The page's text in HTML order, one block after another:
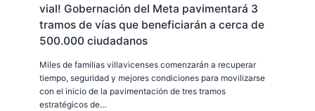
vial! Gobernación del Meta pavimentará 3
tramos de vías que beneficiarán a cerca de
500.000 ciudadanos
Miles de familias villavicenses comenzarán a recuperar
tiempo, seguridad y mejores condiciones para movilizarse
con el inicio de la pavimentación de tres tramos
estratégicos de…